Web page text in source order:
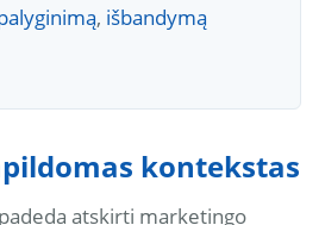
, išbandymą
kontekstas
atskirti marketingo